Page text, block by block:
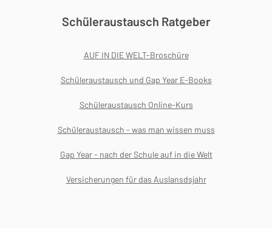
Schüleraustausch Ratgeber
AUF IN DIE WELT-Broschüre
Schüleraustausch und Gap Year E-Books
Schüleraustausch Online-Kurs
Schüleraustausch - was man wissen muss
Gap Year - nach der Schule auf in die Welt
Versicherungen für das Auslansdsjahr